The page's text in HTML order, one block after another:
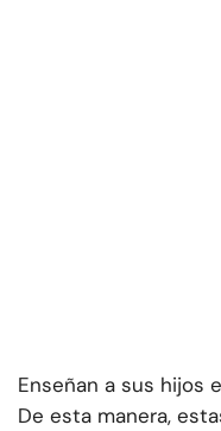
Enseñan a sus hijos
De esta manera,